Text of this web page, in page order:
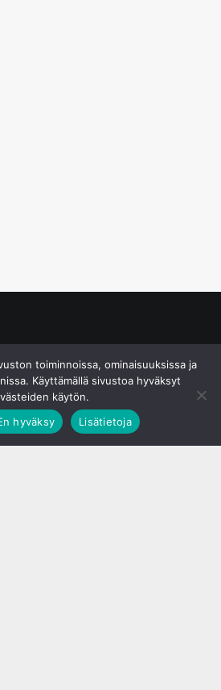
toiminnoissa, ominaisuuksissa ja
Käyttämällä sivustoa hyväksyt
käytön.
hyväksy Lisätietoja